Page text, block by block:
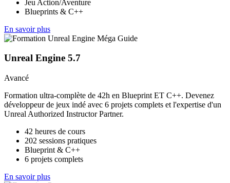
Jeu Action/Aventure
Blueprints & C++
En savoir plus
Unreal Engine 5.7
Avancé
Formation ultra-complète de 42h en Blueprint ET C++. Devenez
développeur de jeux indé avec 6 projets complets et l'expertise d'un
Unreal Authorized Instructor Partner.
42 heures de cours
202 sessions pratiques
Blueprint & C++
6 projets complets
En savoir plus